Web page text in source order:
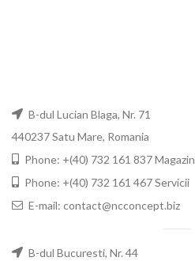
B-dul Lucian Blaga, Nr. 71
440237 Satu Mare, Romania
Phone: +(40) 732 161 837 Magazin
Phone: +(40) 732 161 467 Servicii
E-mail: contact@ncconcept.biz
B-dul Bucuresti, Nr. 44